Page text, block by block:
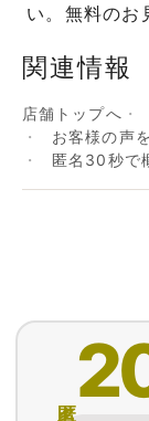
い。無料のお
関連情報
店舗トップへ
お客様の声
匿名30秒で